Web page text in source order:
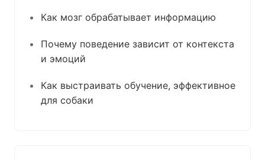
Как мозг обрабатывает информацию
Почему поведение зависит от контекста
и эмоций
Как выстраивать обучение, эффективное
для собаки